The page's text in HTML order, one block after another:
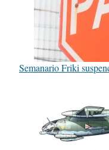
Semanario Friki